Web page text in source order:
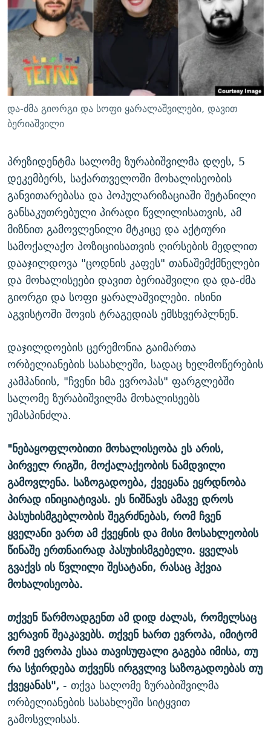
ᲛᲝᲚᲐᲞᲐᲠᲐᲙᲔ ᲢᲔᲥᲡᲢᲔᲑᲘ
ᲨᲘᲜ - ᲣᲪᲮᲝᲔᲗᲨᲘ
ᲚᲘᲢᲔᲠᲐᲢᲣᲠᲣᲚᲘ ᲬᲐᲮᲜᲐᲒᲔᲑᲘ
ᲐᲛᲔᲠᲘᲙᲣᲚᲘ ᲛᲝᲗᲮᲠᲝᲑᲐ
ᲘᲛᲞᲔᲠᲘᲐ ᲓᲐ ᲠᲐᲓᲘᲝ
ᲩᲔᲛᲘ ᲡᲘᲙᲕᲓᲘᲚᲘᲡ ᲛᲘᲖᲔᲖᲘᲐ COVID-19
11 ᲬᲔᲚᲘ - 11 ᲐᲛᲑᲐᲕᲘ
ᲡᲐᲞᲐᲠᲚᲐᲛᲔᲜᲢᲝ ᲐᲠᲩᲔᲕᲜᲔᲑᲘᲡ ᲘᲡᲢᲝᲠᲘᲐ
ᲑᲐᲕᲨᲕᲔᲑᲘ ᲞᲠᲝᲡᲢᲘᲢᲣᲪᲘᲐᲨᲘ - ᲐᲛᲝᲣᲗᲥᲛᲔᲚᲘ ᲐᲛᲑᲐᲕᲘ
5 ᲐᲛᲑᲐᲕᲘ - 20 ᲘᲕᲜᲘᲡᲡ ᲓᲐᲨᲐᲕᲔᲑᲣᲚᲔᲑᲘ
ᲐᲒᲕᲘᲡᲢᲝᲡ ᲝᲛᲘ
ᲒᲐᲛᲝᲘᲬᲔᲠᲔ
რთე/რთ-ის ყველა საიტი
და-ძმა გიორგი და სოფი ყარალაშვილები, დავით
ბერიაშვილი
პრეზიდენტმა სალომე ზურაბიშვილმა დღეს, 5
დეკემბერს, საქართველოში მოხალისეობის
განვითარებასა და პოპულარიზაციაში შეტანილი
განსაკუთრებული პირადი წვლილისათვის, ამ
მიზნით გამოვლენილი მტკიცე და აქტიური
სამოქალაქო პოზიციისათვის ღირსების მედლით
დააჯილდოვა "ცოდნის კაფეს" თანაშემქმნელები
და მოხალისეები დავით ბერიაშვილი და და-ძმა
გიორგი და სოფი ყარალაშვილები. ისინი
აგვისტოში შოვის ტრაგედიას ემსხვერპლნენ.
დაჯილდოების ცერემონია გაიმართა
ორბელიანების სასახლეში, სადაც ხელმოწერების
კამპანიის, "ჩვენი ხმა ევროპას" ფარგლებში
სალომე ზურაბიშვილმა მოხალისეებს
უმასპინძლა.
"ნებაყოფლობითი მოხალისეობა ეს არის,
პირველ რიგში, მოქალაქეობის ნამდვილი
გამოვლენა. საზოგადოება, ქვეყანა ეყრდნობა
პირად ინიციატივას. ეს ნიშნავს ამავე დროს
პასუხისმგებლობის შეგრძნებას, რომ ჩვენ
ყველანი ვართ ამ ქვეყნის და მისი მოსახლეობის
წინაშე ერთნაირად პასუხისმგებელი. ყველას
გვაქვს ის წვლილი შესატანი, რასაც ჰქვია
მოხალისეობა.
თქვენ წარმოადგენთ ამ დიდ ძალას, რომელსაც
ვერავინ შეაკავებს. თქვენ ხართ ევროპა, იმიტომ
რომ ევროპა ესაა თავისუფალი გაგება იმისა, თუ
რა სჭირდება თქვენს ირგვლივ საზოგადოებას თუ
ქვეყანას", - თქვა სალომე ზურაბიშვილმა
ორბელიანების სასახლეში სიტყვით
გამოსვლისას.